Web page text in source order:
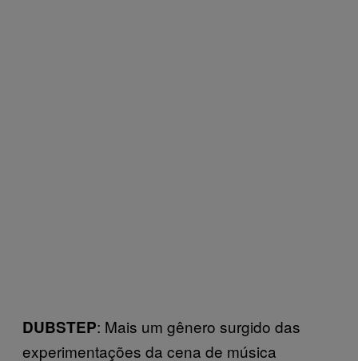
DUBSTEP: Mais um gênero surgido das
experimentações da cena de música